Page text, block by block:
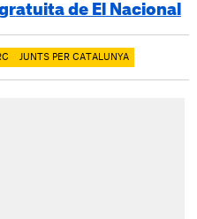
de El Nacional
JUNTS PER CATALUNYA